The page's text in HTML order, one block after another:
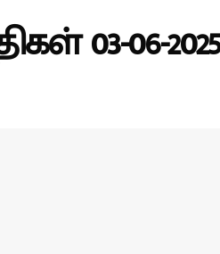
03-06-2025